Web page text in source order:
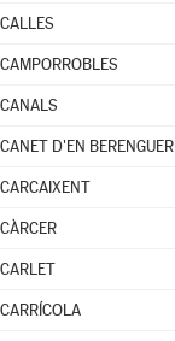
CALLES
CAMPORROBLES
CANALS
CANET D'EN BERENGUER
CARCAIXENT
CÀRCER
CARLET
CARRÍCOLA